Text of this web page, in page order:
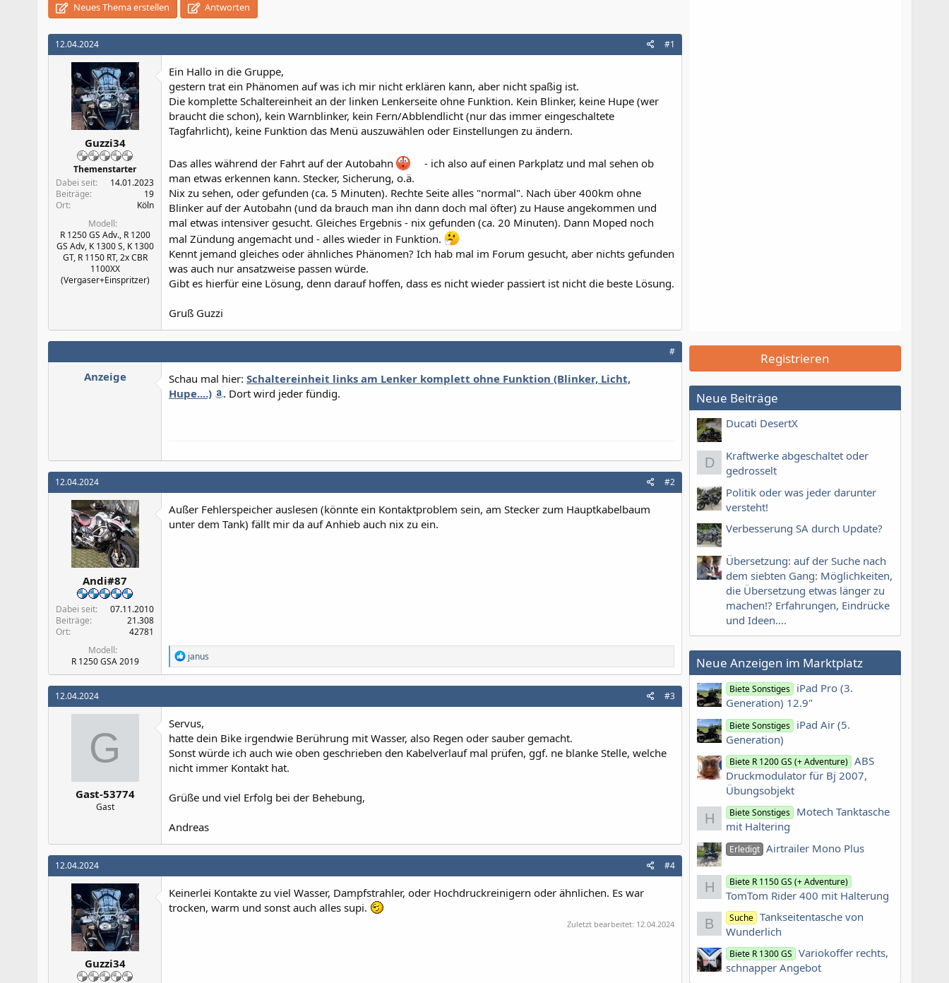
Neues Thema erstellen
Antworten
12.04.2024 #1
Guzzi34
Themenstarter
Dabei seit
14.01.2023
Beiträge
19
Ort
Köln
Modell
R 1250 GS Adv., R 1200
GS Adv, K 1300 S, K 1300
GT, R 1150 RT, 2x CBR
1100XX
(Vergaser+Einspritzer)
Ein Hallo in die Gruppe,
gestern trat ein Phänomen auf was ich mir nicht erklären kann, aber nicht spaßig ist.
Die komplette Schaltereinheit an der linken Lenkerseite ohne Funktion. Kein Blinker, keine Hupe (wer
braucht die schon), kein Warnblinker, kein Fern/Abblendlicht (nur das immer eingeschaltete
Tagfahrlicht), keine Funktion das Menü auszuwählen oder Einstellungen zu ändern.
Das alles während der Fahrt auf der Autobahn
- ich also auf einen Parkplatz und mal sehen ob
man etwas erkennen kann. Stecker, Sicherung, o.ä.
Nix zu sehen, oder gefunden (ca. 5 Minuten). Rechte Seite alles "normal". Nach über 400km ohne
Blinker auf der Autobahn (und da brauch man ihn dann doch mal öfter) zu Hause angekommen und
mal etwas intensiver gesucht. Gleiches Ergebnis - nix gefunden (ca. 20 Minuten). Dann Moped noch
mal Zündung angemacht und - alles wieder in Funktion.
Kennt jemand gleiches oder ähnliches Phänomen? Ich hab mal im Forum gesucht, aber nichts gefunden
was auch nur ansatzweise passen würde.
Gibt es hierfür eine Lösung, denn darauf hoffen, dass es nicht wieder passiert ist nicht die beste Lösung.
Gruß Guzzi
#
Anzeige Schau mal hier: Schaltereinheit links am Lenker komplett ohne Funktion (Blinker, Licht,
Hupe....)
. Dort wird jeder fündig.
12.04.2024 #2
Andi#87
Dabei seit
07.11.2010
Beiträge
21.308
Ort
42781
Modell
R 1250 GSA 2019
Außer Fehlerspeicher auslesen (könnte ein Kontaktproblem sein, am Stecker zum Hauptkabelbaum
unter dem Tank) fällt mir da auf Anhieb auch nix zu ein.
R
e
a
k
o
n
e
n
:
janus
12.04.2024 #3
G
Gast-53774
Gast
Servus,
hatte dein Bike irgendwie Berührung mit Wasser, also Regen oder sauber gemacht.
Sonst würde ich auch wie oben geschrieben den Kabelverlauf mal prüfen, ggf. ne blanke Stelle, welche
nicht immer Kontakt hat.
Grüße und viel Erfolg bei der Behebung,
Andreas
12.04.2024 #4
Guzzi34
Keinerlei Kontakte zu viel Wasser, Dampfstrahler, oder Hochdruckreinigern oder ähnlichen. Es war
trocken, warm und sonst auch alles supi.
Zuletzt bearbeitet: 12.04.2024
Registrieren
Neue Beiträge
Ducati DesertX
D
Kraftwerke abgeschaltet oder
gedrosselt
Politik oder was jeder darunter
versteht!
Verbesserung SA durch Update?
Übersetzung: auf der Suche nach
dem siebten Gang: Möglichkeiten,
die Übersetzung etwas länger zu
machen!? Erfahrungen, Eindrücke
und Ideen....
Neue Anzeigen im Marktplatz
Biete Sonstiges iPad Pro (3.
Generation) 12.9"
Biete Sonstiges iPad Air (5.
Generation)
Biete R 1200 GS (+ Adventure) ABS
Druckmodulator für Bj 2007,
Übungsobjekt
H Biete Sonstiges Motech Tanktasche
mit Haltering
Erledigt Airtrailer Mono Plus
H Biete R 1150 GS (+ Adventure)
TomTom Rider 400 mit Halterung
B Suche Tankseitentasche von
Wunderlich
Biete R 1300 GS
Variokoffer rechts,
schnapper Angebot